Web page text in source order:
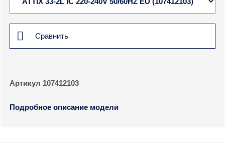
Сравнить
Артикул 107412103
Подробное описание модели